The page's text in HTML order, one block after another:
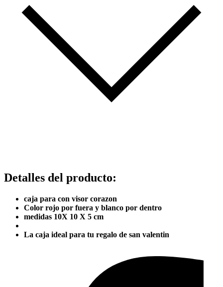
Detalles del producto:
caja para con visor corazon
Color rojo por fuera y blanco por dentro
medidas 10X 10 X 5 cm
La caja ideal para tu regalo de san valentin